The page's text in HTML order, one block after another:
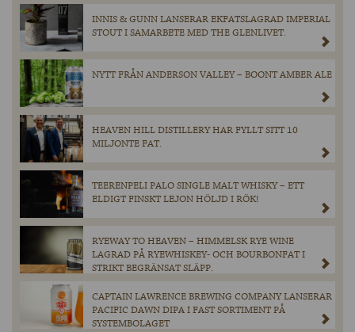
INNIS & GUNN LANSERAR EKFATSLAGRAD IMPERIAL
STOUT I SAMARBETE MED THE GLENLIVET.
NYTT FRÅN ANDERSON VALLEY – BOONT AMBER ALE
HEAVEN HILL DISTILLERY HAR FYLLT SITT 10
MILJONTE FAT.
TEERENPELI PALO SINGLE MALT WHISKY – ETT
ELDIGT FINSKT LEJON HÖLJD I RÖK!
RYEWAY TO HEAVEN – HIMMELSK RYE WINE
LAGRAD PÅ RYEWHISKEY- OCH BOURBONFAT I
STRIKT BEGRÄNSAT SLÄPP.
CAPTAIN LAWRENCE BREWING COMPANY LANSERAR
PACIFIC DAWN DIPA I FAST SORTIMENT PÅ
SYSTEMBOLAGET